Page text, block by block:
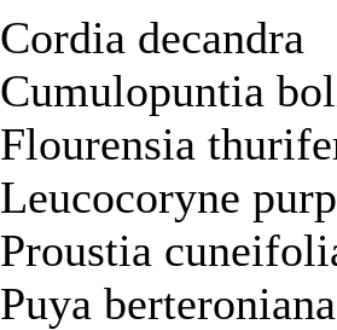
Cordia decandra
Cumulopuntia
Flourensia
Leucocoryne
Proustia
Puya berteroniana